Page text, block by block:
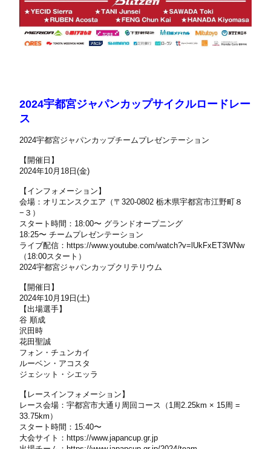
2024宇都宮ジャパンカップサイクルロードレー
ス
2024宇都宮ジャパンカップチームプレゼンテーション
【開催日】
2024年10月18日(金)
【インフォメーション】
会場：オリエンスクエア（〒320-0802 栃木県宇都宮市江野町８
−３）
スタート時間：18:00〜 グランドオープニング
18:25〜 チームプレゼンテーション
ライブ配信： https://www.youtube.com/watch?v=lUkFxET3WNw
（18:00スタート）
2024宇都宮ジャパンカップクリテリウム
【開催日】
2024年10月19日(土)
【出場選手】
谷 順成
沢田時
花田聖誠
フォン・チュンカイ
ルーベン・アコスタ
ジェシット・シエッラ
【レースインフォメーション】
レース会場：宇都宮市大通り周回コース（1周2.25km × 15周 =
33.75km）
スタート時間：15:40〜
大会サイト： https://www.japancup.gr.jp